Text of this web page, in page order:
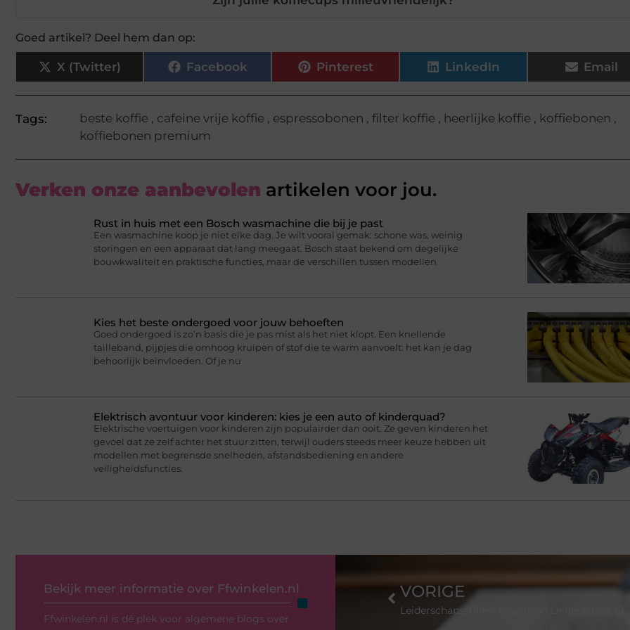
Goed artikel? Deel hem dan op:
X (Twitter) Facebook Pinterest LinkedIn Email
Tags: beste koffie , cafeine vrije koffie , espressobonen , filter koffie , heerlijke koffie , koffiebonen ,
koffiebonen premium
Verken onze aanbevolen artikelen voor jou.
Rust in huis met een Bosch wasmachine die bij je past
Een wasmachine koop je niet elke dag. Je wilt vooral gemak: schone was, weinig
storingen en een apparaat dat lang meegaat. Bosch staat bekend om degelijke
bouwkwaliteit en praktische functies, maar de verschillen tussen modellen
Kies het beste ondergoed voor jouw behoeften
Goed ondergoed is zo’n basis die je pas mist als het niet klopt. Een knellende
tailleband, pijpjes die omhoog kruipen of stof die te warm aanvoelt: het kan je dag
behoorlijk beïnvloeden. Of je nu
Elektrisch avontuur voor kinderen: kies je een auto of kinderquad?
Elektrische voertuigen voor kinderen zijn populairder dan ooit. Ze geven kinderen het
gevoel dat ze zelf achter het stuur zitten, terwijl ouders steeds meer keuze hebben uit
modellen met begrensde snelheden, afstandsbediening en andere
veiligheidsfuncties.
Bekijk meer informatie over Ffwinkelen.nl
Ffwinkelen.nl is dé plek voor algemene blogs over
VORIGE